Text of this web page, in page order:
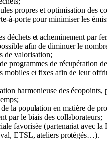
propres et optimisation des
à-porte pour minimiser les
déchets et acheminement par
afin de diminuer le
de valorisation;
programmes de récupération
mobiles et fixes afin de leur
harmonieuse des écopoints,
la population en matière de
par le biais des collaborateurs;
favorisée (partenariat avec la
ETSL, ateliers protégés…).